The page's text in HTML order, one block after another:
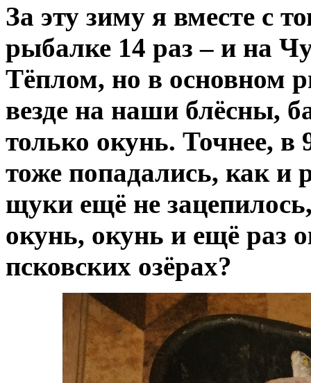
За эту зиму я вместе с
рыбалке 14 раз – и на
Тёплом, но в основном
везде на наши блёсны,
только окунь. Точнее,
тоже попадались, как и
щуки ещё не
окунь, окунь и ещё раз
псковских озёрах?